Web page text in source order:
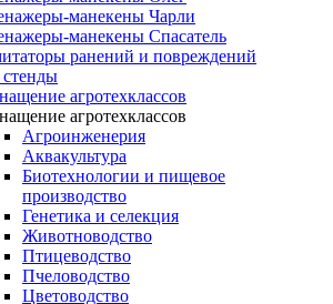
манекены Чарли
манекены Спасатель
ранений и повреждений
агротехклассов
агротехклассов
Агроинженерия
Аквакультура
Биотехнологии и пищевое
производство
Генетика и селекция
Животноводство
Птицеводство
Пчеловодство
Цветоводство